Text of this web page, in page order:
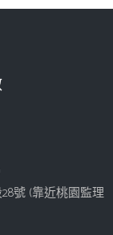
號 (靠近桃園監理